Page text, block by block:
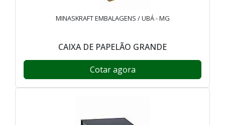
MINASKRAFT EMBALAGENS / UBÁ - MG
CAIXA DE PAPELÃO GRANDE
Cotar agora